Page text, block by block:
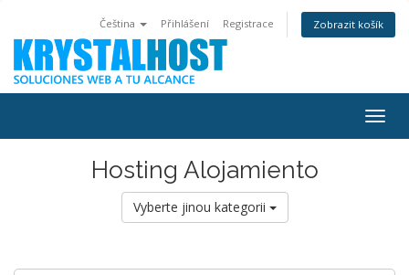
Čeština Přihlášení Registrace Zobrazit košík
Hosting Alojamiento
Vyberte jinou kategorii